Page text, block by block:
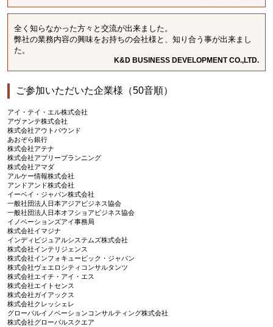
全く知らなかった方々と交流が出来ました。
弊社の業務内容の興味をお持ちの会社様と、知り合う事が出来まし
た。
K&D BUSINESS DEVELOPMENT CO.,LTD.
ご参加いただいた企業様（50音順）
アイ・テイ・エル株式会社
アヴァンテ株式会社
株式会社アウトバウンド
あおぞら銀行
株式会社アテナ
株式会社アプリープランニング
株式会社アマダ
アルケー情報株式会社
アンドアンド株式会社
イーベイ・ジャパン株式会社
一般社団法人日本アジアビジネス協会
一般社団法人日本オフショアビジネス協会
イノベーションズアイ事務局
株式会社イマジナ
インディビジュアルシステムズ株式会社
株式会社インテリジェンス
株式会社インフォキュービック・ジャパン
株式会社ヴェエロシティコンサルタンツ
株式会社エイチ・アイ・エス
株式会社エイトセンス
株式会社ガイアックス
株式会社クレッシェレ
グローバルイノベーションコンサルティング株式会社
株式会社グローバルスクエア